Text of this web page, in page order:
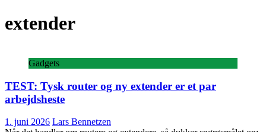
extender
Gadgets
TEST: Tysk router og ny extender er et par
arbejdsheste
1. juni 2026 Lars Bennetzen